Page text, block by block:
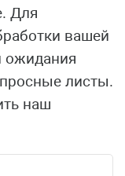
Для
вашей
ожидания
листы.
наш